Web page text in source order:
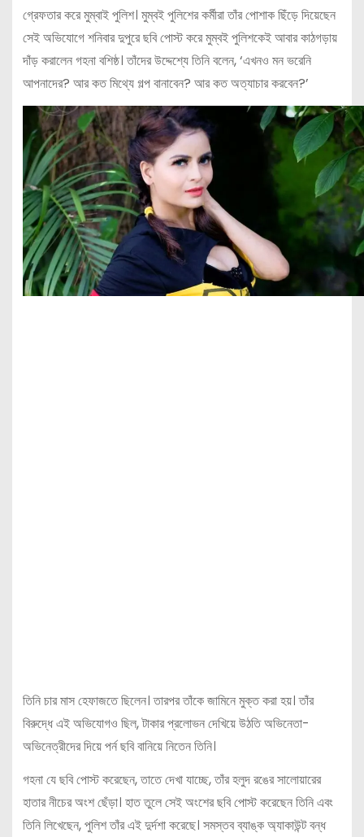
গ্রেফতার করে মুম্বাই পুলিশ। মুম্বই পুলিশের কর্মীরা তাঁর পোশাক ছিঁড়ে দিয়েছেন
সেই অভিযোগে শনিবার দুপুরে ছবি পোস্ট করে মুম্বই পুলিশকেই আবার কাঠগড়ায়
দাঁড় করালেন গহনা বশিষ্ঠ। তাঁদের উদ্দেশ্যে তিনি বলেন, ‘এখনও মন ভরেনি
আপনাদের? আর কত মিথ্যে গল্প বানাবেন? আর কত অত্যাচার করবেন?’
তিনি চার মাস হেফাজতে ছিলেন। তারপর তাঁকে জামিনে মুক্ত করা হয়। তাঁর
বিরুদ্ধে এই অভিযোগও ছিল, টাকার প্রলোভন দেখিয়ে উঠতি অভিনেতা-
অভিনেত্রীদের দিয়ে পর্ন ছবি বানিয়ে নিতেন তিনি।
গহনা যে ছবি পোস্ট করেছেন, তাতে দেখা যাচ্ছে, তাঁর হলুদ রঙের সালোয়ারের
হাতার নীচের অংশ ছেঁড়া। হাত তুলে সেই অংশের ছবি পোস্ট করেছেন তিনি এবং
তিনি লিখেছেন, পুলিশ তাঁর এই দুর্দশা করেছে। সমস্তব ব্যাঙ্ক অ্যাকাউন্ট বন্ধ